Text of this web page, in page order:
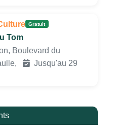
Gratuit
Tom
Boulevard du
Jusqu'au 29